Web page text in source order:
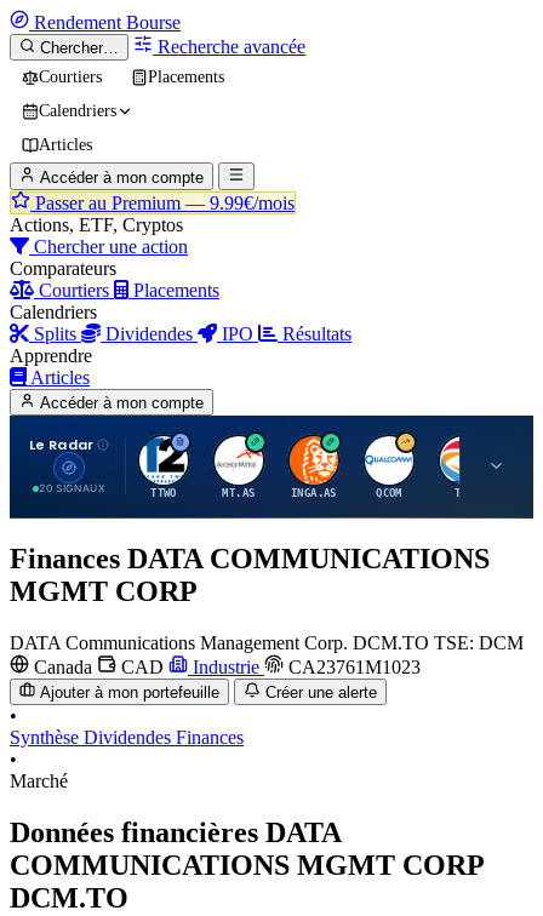
Rendement Bourse
Chercher… Recherche avancée
Courtiers
Placements
Calendriers
Articles
Accéder à mon compte
Passer au Premium — 9.99€/mois
Actions, ETF, Cryptos
Chercher une action
Comparateurs
Courtiers
Placements
Calendriers
Splits
Dividendes IPO
Résultats
Apprendre
Articles
Accéder à mon compte
Le Radar
20 SIGNAUX
T
TTWO
A
MT.AS
I
INGA.AS
Q
QCOM
T
TTE
Finances DATA COMMUNICATIONS
MGMT CORP
DATA Communications Management Corp. DCM.TO TSE: DCM
Canada
CAD Industrie CA23761M1023
Ajouter à mon portefeuille Créer une alerte
•
Synthèse Dividendes Finances
•
Marché
Données financières DATA
COMMUNICATIONS MGMT CORP
DCM.TO